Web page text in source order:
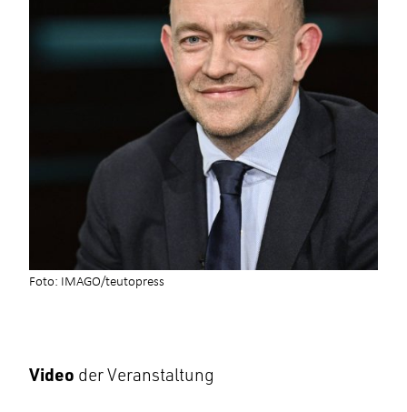
Foto: IMAGO/teutopress
Video der Veranstaltung